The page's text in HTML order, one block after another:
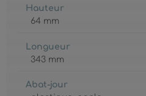
Hauteur
64 mm
Longueur
343 mm
Abat-jour